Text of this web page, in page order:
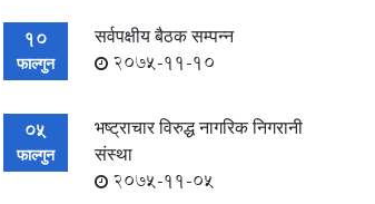
10
फाल्गुन
सर्वपक्षीय बैठक सम्पन्न
2075-11-10
05
फाल्गुन
भष्ट्राचार विरुद्ध नागरिक निगरानी
संस्था
2075-11-05